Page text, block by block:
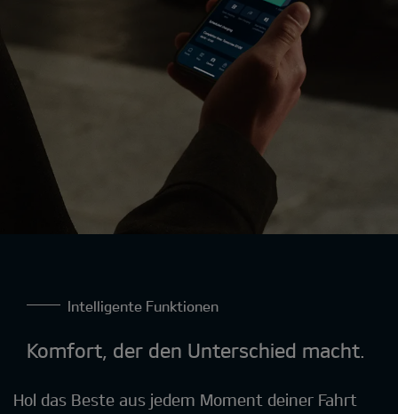
Intelligente Funktionen
Komfort, der den Unterschied macht
Hol das Beste aus jedem Moment deiner Fahrt